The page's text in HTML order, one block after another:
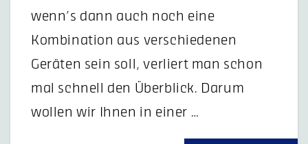
wenn’s dann auch noch eine
Kombination aus verschiedenen
Geräten sein soll, verliert man schon
mal schnell den Überblick. Darum
wollen wir Ihnen in einer …